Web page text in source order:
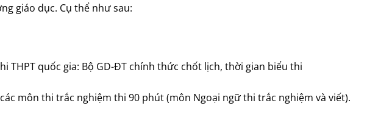
giáo dục. Cụ thể như sau:
môn thi trắc nghiệm thi 90 phút (môn Ngoại ngữ thi trắc nghiệm và viết).